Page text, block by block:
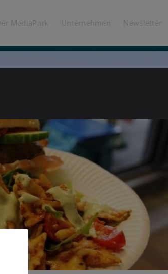
MediaPark Unternehmen Newsletter